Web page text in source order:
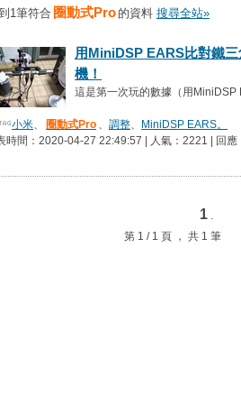
1筆符合 圈動式Pro 的資料 搜尋全站»
用MiniDSP EARS比對鐵
機！
這是第一次玩的數據（用MiniDSP
小米、 圈動式Pro 、 調整、
MiniDSP EARS。
時間：2020-04-27 22:49:57 | 人氣：2221 | 回應
1 .
第 1 / 1 頁 ， 共 1